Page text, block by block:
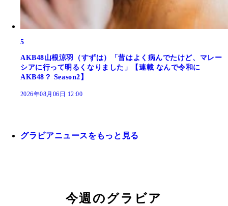
5
AKB48山根涼羽（すずは）「昔はよく病んでたけど、マレー
シアに行って明るくなりました」【連載 なんで令和に
AKB48？ Season2】
2026年08月06日 12:00
グラビアニュースをもっと見る
今週のグラビア